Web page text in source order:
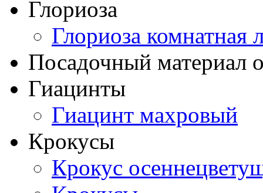
Глориоза
Глориоза комнатная
Посадочный материал
Гиацинты
Гиацинт махровый
Крокусы
Крокус